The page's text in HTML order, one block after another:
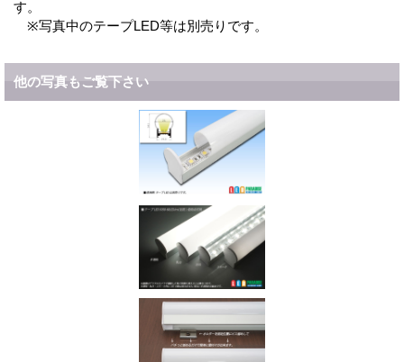
す。
※写真中のテープLED等は別売りです。
他の写真もご覧下さい